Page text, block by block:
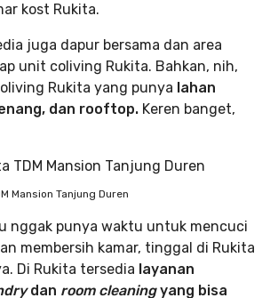
kost Rukita.
juga dapur bersama dan area
unit coliving Rukita. Bahkan, nih,
Rukita yang punya lahan
dan rooftop. Keren banget,
Mansion Tanjung Duren
nggak punya waktu untuk mencuci
membersih kamar, tinggal di Rukita
Di Rukita tersedia layanan
dan room cleaningyang bisa